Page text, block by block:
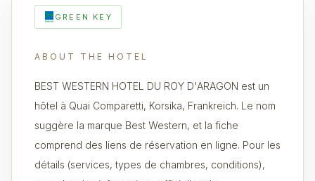
GREEN KEY
ABOUT THE HOTEL
BEST WESTERN HOTEL DU ROY D'ARAGON est un
hôtel à Quai Comparetti, Korsika, Frankreich. Le nom
suggère la marque Best Western, et la fiche
comprend des liens de réservation en ligne. Pour les
détails (services, types de chambres, conditions),